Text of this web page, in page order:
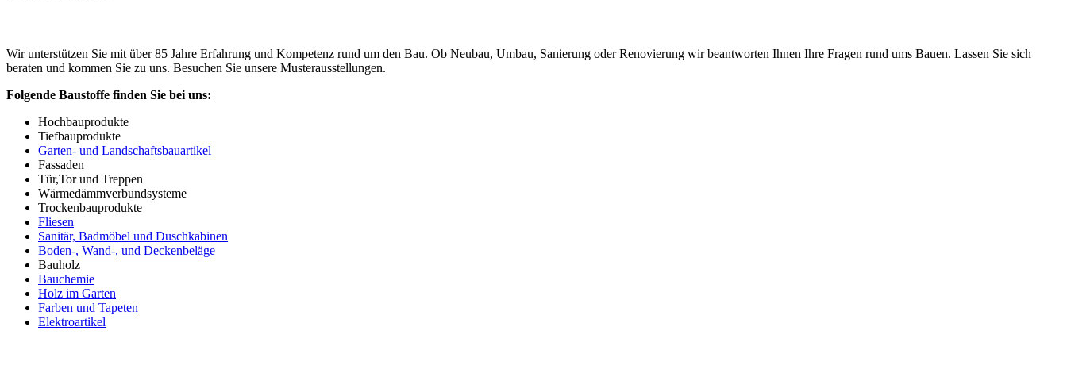
Wir unterstützen Sie mit über 85 Jahre Erfahrung und Kompetenz rund um den Bau. Ob Neubau, Umbau, Sanierung oder Renovierung wir beantworten Ihnen Ihre Fragen rund ums Bauen. Lassen Sie sich
beraten und kommen Sie zu uns. Besuchen Sie unsere Musterausstellungen.
Folgende Baustoffe finden Sie bei uns:
Hochbauprodukte
Tiefbauprodukte
Garten- und Landschaftsbauartikel
Fassaden
Tür,Tor und Treppen
Wärmedämmverbundsysteme
Trockenbauprodukte
Fliesen
Sanitär, Badmöbel und Duschkabinen
Boden-, Wand-, und Deckenbeläge
Bauholz
Bauchemie
Holz im Garten
Farben und Tapeten
Elektroartikel